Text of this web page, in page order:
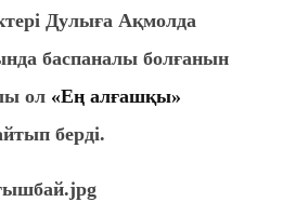
Дулыға Ақмолда
баспаналы болғанын
ол «Ең алғашқы»
берді.